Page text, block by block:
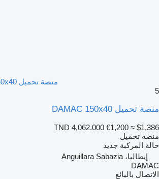
منصة تحميل DAMAC 150x40
5
منصة تحميل DAMAC 150x40
TND 4,062.000 €1,200 ≈ $1,386
منصة تحميل
حالة المركبة جديد
إيطاليا، Anguillara Sabazia
DAMAC
الاتصال بالبائع